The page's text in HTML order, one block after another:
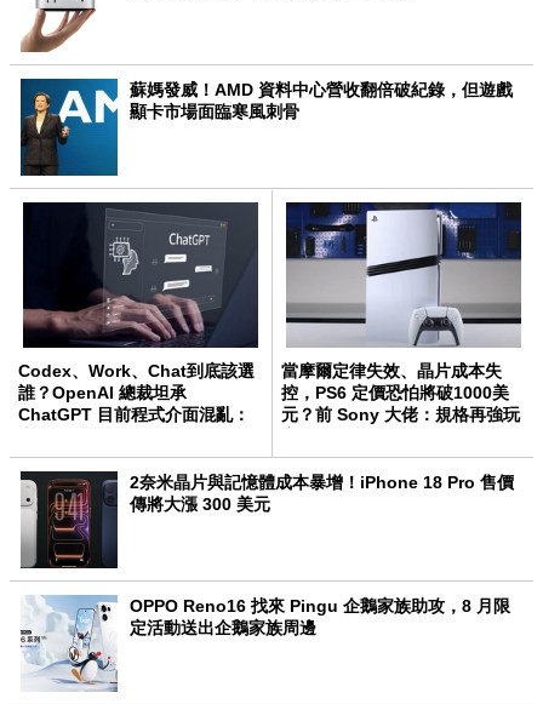
蘇媽發威！AMD 資料中心營收翻倍破紀錄，但遊戲
顯卡市場面臨寒風刺骨
Codex、Work、Chat到底該選
誰？OpenAI 總裁坦承
ChatGPT 目前程式介面混亂：
當摩爾定律失效、晶片成本失
控，PS6 定價恐怕將破1000美
元？前 Sony 大佬：規格再強玩
2奈米晶片與記憶體成本暴增！iPhone 18 Pro 售價
傳將大漲 300 美元
OPPO Reno16 找來 Pingu 企鵝家族助攻，8 月限
定活動送出企鵝家族周邊